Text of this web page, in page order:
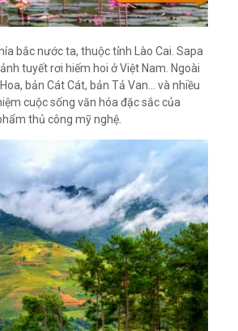
bắc nước ta, thuộc tỉnh Lào Cai. Sapa
tuyết rơi hiếm hoi ở Việt Nam. Ngoài
bản Cát Cát, bản Tả Van... và nhiều
cuộc sống văn hóa đặc sắc của
thủ công mỹ nghệ.